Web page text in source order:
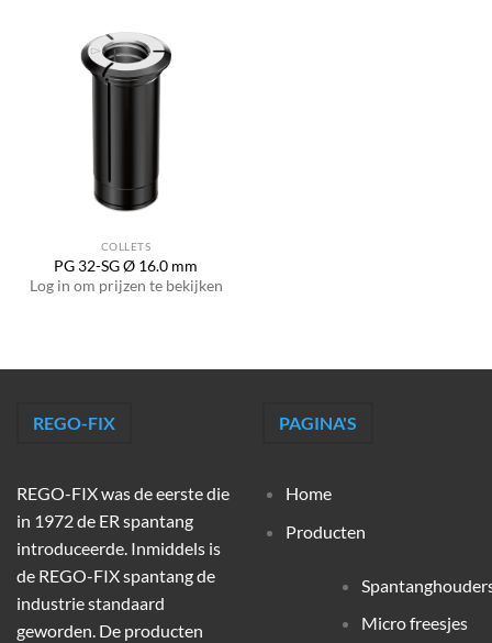
COLLETS
PG 32-SG Ø 16.0 mm
Log in om prijzen te bekijken
REGO-FIX
REGO-FIX was de eerste die
in 1972 de ER spantang
introduceerde. Inmiddels is
de REGO-FIX spantang de
industrie standaard
geworden. De producten
PAGINA'S
Home
Producten
Micro freesjes